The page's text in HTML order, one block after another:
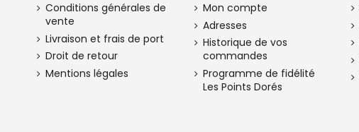
Conditions générales de
vente
Livraison et frais de port
Droit de retour
Mentions légales
Mon compte
Adresses
Historique de vos
commandes
Programme de fidélité
Les Points Dorés